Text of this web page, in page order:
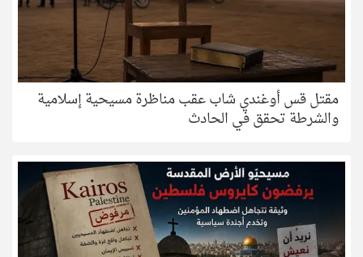
مقتل قس أوغندي شاب عقب مناظرة مسيحية إسلامية
والشرطة تحقق في الحادث